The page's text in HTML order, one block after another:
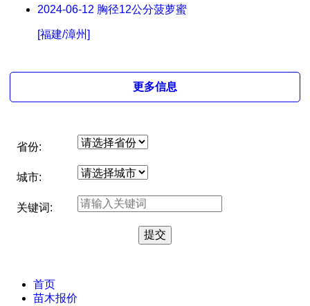
2024-06-12 胸径12公分菠萝蜜
[福建/漳州]
更多信息
省份:
城市:
关键词:
首页
苗木报价